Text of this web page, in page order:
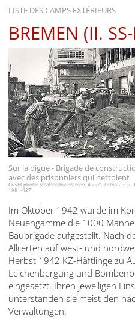
LISTE DES CAMPS EXTÉRIEURS
ACCUEIL
ACTUALITÉS
EXPOSITIONS
HISTORIQUE
FORMATION
RECHERCHE
SERVICE
BREMEN (II.
Sur la digue - Brigade de
avec des prisonniers qui nettoient
Crédit photo: Staatsarchiv Bremen, 4,77/1-Fotos-2397,
1981-427)
Im Oktober 1942 wurde im
Neuengamme die 1000
Baubrigade aufgestellt. Nach
Alliierten auf west- und
Herbst 1942 KZ-Häftlinge zu
Leichenbergung und
eingesetzt. Ihren jeweiligen
unterstanden sie meist den
Verwaltungen.